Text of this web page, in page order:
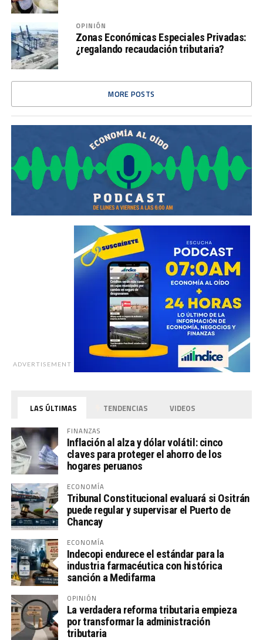
OPINIÓN
Zonas Económicas Especiales Privadas:
¿regalando recaudación tributaria?
MORE POSTS
ADVERTISEMENT
LAS ÚLTIMAS TENDENCIAS VIDEOS
FINANZAS
Inflación al alza y dólar volátil: cinco
claves para proteger el ahorro de los
hogares peruanos
ECONOMÍA
Tribunal Constitucional evaluará si Ositrán
puede regular y supervisar el Puerto de
Chancay
ECONOMÍA
Indecopi endurece el estándar para la
industria farmacéutica con histórica
sanción a Medifarma
OPINIÓN
La verdadera reforma tributaria empieza
por transformar la administración
tributaria